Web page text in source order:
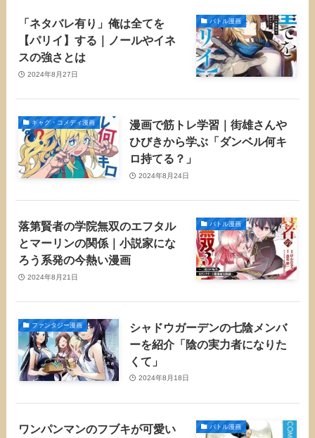
バトル漫画
「ネタバレ有り」俺は全てを
【パリイ】する｜ノールやイネ
スの強さとは
2024年8月27日
ギャグ・コメディ漫画
漫画で筋トレ学習｜街雄さんや
ひびきから学ぶ「ダンベル何キ
ロ持てる？」
2024年8月24日
バトル漫画
落第賢者の学院無双のエフタル
とマーリンの関係｜小説家にな
ろう系発の今熱い漫画
2024年8月21日
ファンタジー漫画
シャドウガーデンの七陰メンバ
ーを紹介「陰の実力者になりた
くて」
2024年8月18日
バトル漫画
ワンパンマンのフブキが可愛い